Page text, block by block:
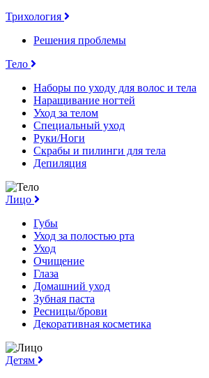
Трихология
Решения проблемы
Тело
Наборы по уходу для волос и тела
Наращивание ногтей
Уход за телом
Специальный уход
Руки/Ноги
Скрабы и пилинги для тела
Депиляция
Лицо
Губы
Уход за полостью рта
Уход
Очищение
Глаза
Домашний уход
Зубная паста
Ресницы/брови
Декоративная косметика
Детям